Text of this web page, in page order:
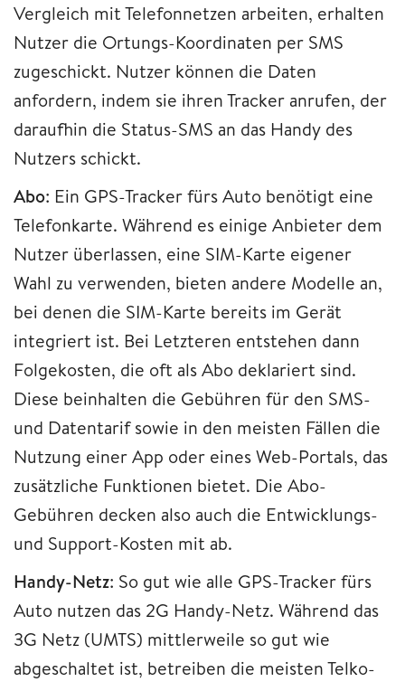
Vergleich mit Telefonnetzen arbeiten, erhalten
Nutzer die Ortungs-Koordinaten per SMS
zugeschickt. Nutzer können die Daten
anfordern, indem sie ihren Tracker anrufen, der
daraufhin die Status-SMS an das Handy des
Nutzers schickt.
Abo: Ein GPS-Tracker fürs Auto benötigt eine
Telefonkarte. Während es einige Anbieter dem
Nutzer überlassen, eine SIM-Karte eigener
Wahl zu verwenden, bieten andere Modelle an,
bei denen die SIM-Karte bereits im Gerät
integriert ist. Bei Letzteren entstehen dann
Folgekosten, die oft als Abo deklariert sind.
Diese beinhalten die Gebühren für den SMS-
und Datentarif sowie in den meisten Fällen die
Nutzung einer App oder eines Web-Portals, das
zusätzliche Funktionen bietet. Die Abo-
Gebühren decken also auch die Entwicklungs-
und Support-Kosten mit ab.
Handy-Netz: So gut wie alle GPS-Tracker fürs
Auto nutzen das 2G Handy-Netz. Während das
3G Netz (UMTS) mittlerweile so gut wie
abgeschaltet ist, betreiben die meisten Telko-